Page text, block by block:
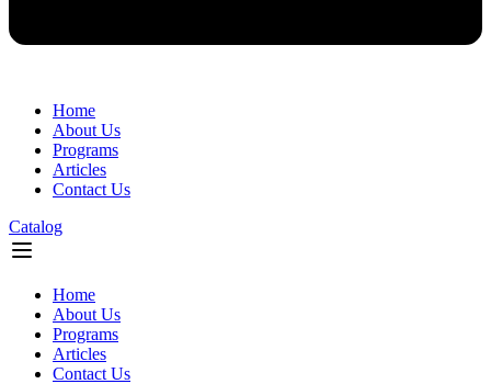
Home
About Us
Programs
Articles
Contact Us
Catalog
Flyout
Home
About Us
Programs
Articles
Contact Us